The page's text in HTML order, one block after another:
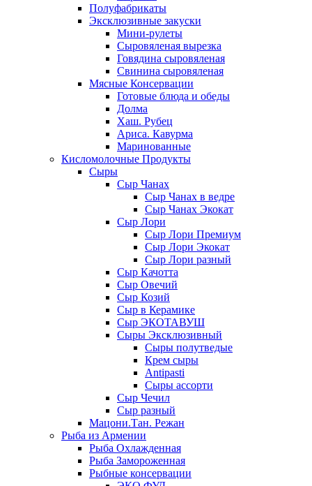
Полуфабрикаты
Эксклюзивные закуски
Мини-рулеты
Сыровяленая вырезка
Говядина сыровяленая
Свинина сыровяленая
Мясные Консервации
Готовые блюда и обеды
Долма
Хаш. Рубец
Ариса. Кавурма
Маринованные
Кисломолочные Продукты
Сыры
Сыр Чанах
Сыр Чанах в ведре
Сыр Чанах Экокат
Сыр Лори
Сыр Лори Премиум
Сыр Лори Экокат
Сыр Лори разный
Сыр Качотта
Сыр Овечий
Сыр Козий
Сыр в Керамике
Сыр ЭКОТАВУШ
Сыры Эксклюзивный
Сыры полутведые
Крем сыры
Antipasti
Сыры ассорти
Сыр Чечил
Сыр разный
Мацони.Тан. Режан
Рыба из Армении
Рыба Охлажденная
Рыба Замороженная
Рыбные консервации